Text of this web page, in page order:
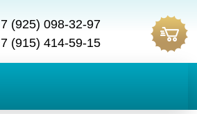
(925) 098-32-97
(915) 414-59-15